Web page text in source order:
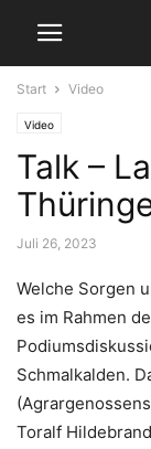
Start Video
Video
Talk –
Juli 26, 2023
Welche Sorgen
es im Rahmen
Schmalkalden.
Toralf